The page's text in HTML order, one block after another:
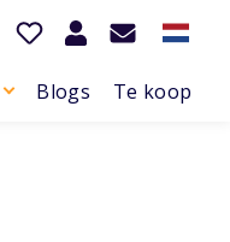
Blogs Te koop